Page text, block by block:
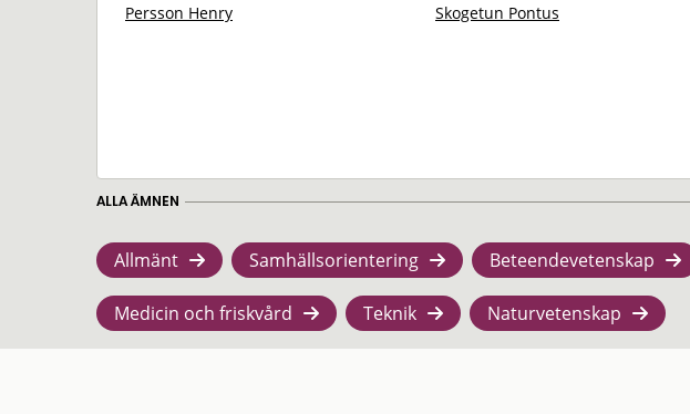
Persson Henry Skogetun Pontus
ALLA ÄMNEN
Allmänt Samhällsorientering Beteendevetenskap
Medicin och friskvård Teknik Naturvetenskap